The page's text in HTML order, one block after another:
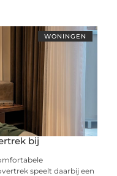
WONINGEN
bij
speelt daarbij een